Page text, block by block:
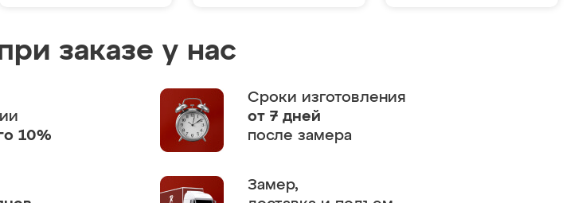
заказе у нас
10%
Сроки изготовления
от 7 дней
после замера
Замер,